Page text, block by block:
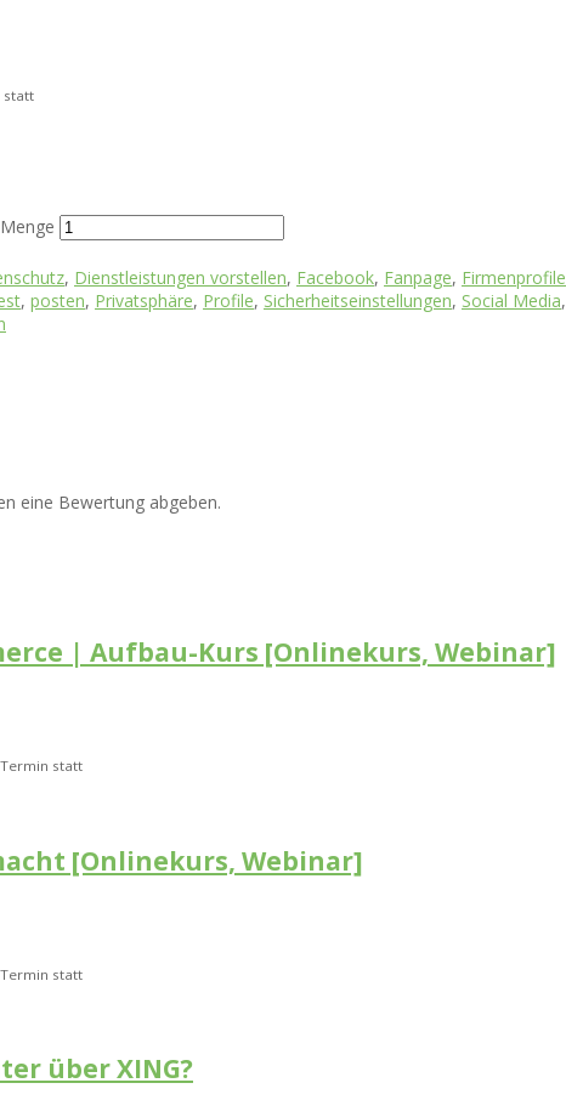
statt
, Dienstleistungen vorstellen, Facebook, Fanpage, Firmenprofile
, posten, Privatsphäre, Profile, Sicherheitseinstellungen, Social Media,
eine Bewertung abgeben.
| Aufbau-Kurs [Onlinekurs, Webinar]
statt
[Onlinekurs, Webinar]
statt
über XING?